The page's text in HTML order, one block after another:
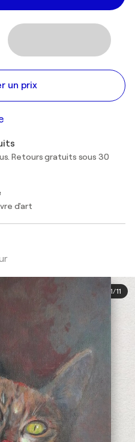
un prix
Retours gratuits sous 30
d'art
1/11